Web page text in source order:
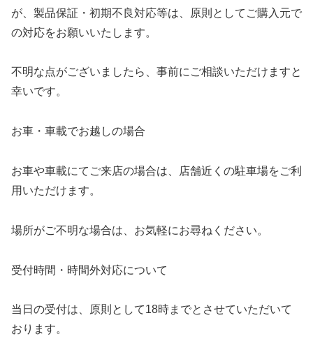
が、製品保証・初期不良対応等は、原則としてご購入元で
の対応をお願いいたします。
不明な点がございましたら、事前にご相談いただけますと
幸いです。
お車・車載でお越しの場合
お車や車載にてご来店の場合は、店舗近くの駐車場をご利
用いただけます。
場所がご不明な場合は、お気軽にお尋ねください。
受付時間・時間外対応について
当日の受付は、原則として18時までとさせていただいて
おります。